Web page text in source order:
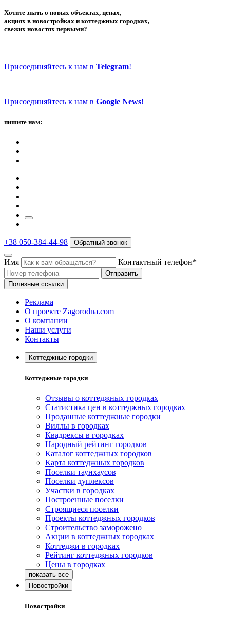
Хотите знать о новых объектах, ценах,
акциях в новостройках и коттеджных городках,
свежих новостях первыми?
Присоединяйтесь к нам в Telegram!
Присоединяйтесь к нам в Google News!
пишите нам:
+38 050-384-44-98 Обратный звонок
Имя Контактный телефон*
Отправить
Полезные ссылки
Реклама
О проекте Zagorodna.com
О компании
Наши услуги
Контакты
Коттеджные городки
Коттеджные городки
Отзывы о коттеджных городках
Статистика цен в коттеджных городках
Проданные коттеджные городки
Виллы в городках
Квадрексы в городках
Народный рейтинг городков
Каталог коттеджных городков
Карта коттеджных городков
Поселки таунхаусов
Поселки дуплексов
Участки в городках
Построенные поселки
Строящиеся поселки
Проекты коттеджных городков
Строительство заморожено
Акции в коттеджных городках
Коттеджи в городках
Рейтинг коттеджных городков
Цены в городках
Новостройки
Новостройки